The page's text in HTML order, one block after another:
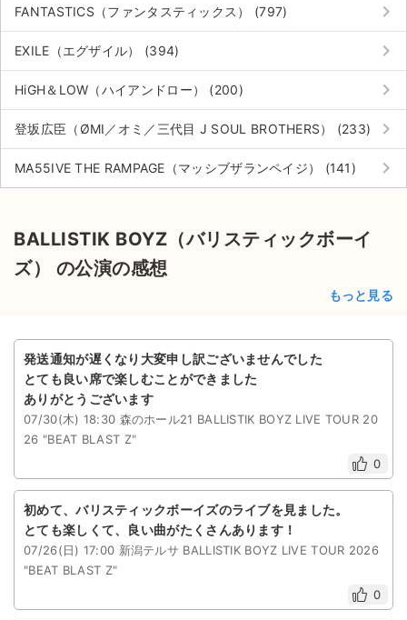
FANTASTICS（ファンタスティックス） (797) keyboard_arrow_right
EXILE（エグザイル） (394) keyboard_arrow_right
HiGH＆LOW（ハイアンドロー） (200) keyboard_arrow_right
登坂広臣（ØMI／オミ／三代目 J SOUL BROTHERS） (233) keyboard_arrow_right
MA55IVE THE RAMPAGE（マッシブザランペイジ） (141) keyboard_arrow_right
BALLISTIK BOYZ（バリスティックボーイ
ズ） の公演の感想
もっと見る
発送通知が遅くなり大変申し訳ございませんでした
とても良い席で楽しむことができました
ありがとうございます
07/30(木) 18:30 森のホール21 BALLISTIK BOYZ LIVE TOUR 20
26 "BEAT BLAST Z"
0
初めて、バリスティックボーイズのライブを見ました。
とても楽しくて、良い曲がたくさんあります！
07/26(日) 17:00 新潟テルサ BALLISTIK BOYZ LIVE TOUR 2026
"BEAT BLAST Z"
0